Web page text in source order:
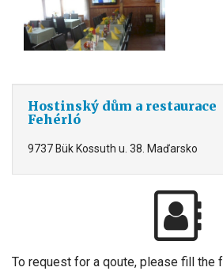
Hostinský dům a restaurace
Fehérló
9737 Bük Kossuth u. 38. Maďarsko
To request for a qoute, please fill the